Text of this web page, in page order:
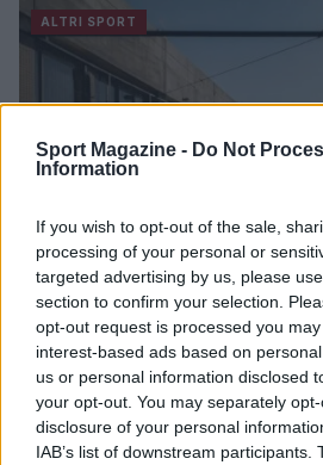
Sport Magazine - Do Not
Information
If you wish to opt-out of the sale,
processing of your personal or
targeted advertising by us, please
section to confirm your selection.
opt-out request is processed you
interest-based ads based on
us or personal information disclosed
your opt-out. You may separately
disclosure of your personal
IAB’s list of downstream participants.
ALTRI SPORT
Controparete nel padel: